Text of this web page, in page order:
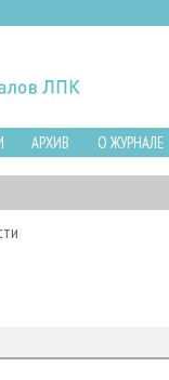
АРХИВ О ЖУРНАЛЕ